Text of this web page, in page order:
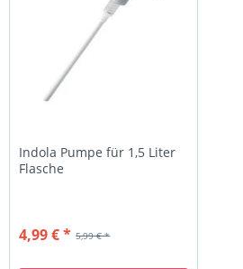
Indola Pumpe für 1,5 Liter
Flasche
5,99 € *
4,99 € *